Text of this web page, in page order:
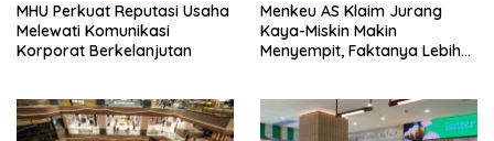
MHU Perkuat Reputasi Usaha
Melewati Komunikasi
Korporat Berkelanjutan
Menkeu AS Klaim Jurang
Kaya-Miskin Makin
Menyempit, Faktanya Lebih